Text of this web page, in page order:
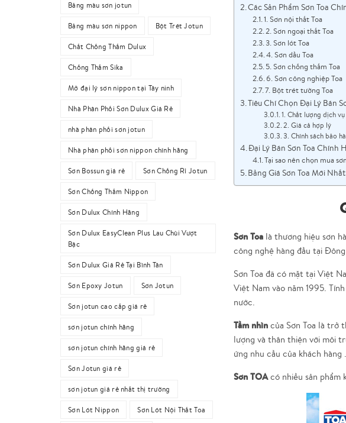
Các Sản Phẩm Sơn Toa
1. Sơn nội thất Toa
2. Sơn ngoại thất Toa
3. Sơn lót Toa
4. Sơn dầu Toa
5. Sơn chống thấm Toa
6. Sơn công nghiệp Toa
7. Bột trét tường Toa
Tiêu Chí Chọn Đại Lý Bán
1. Chất lượng dịch vụ
2. Giá cả hợp lý
3. Chính sách bảo
Đại Lý Bán Sơn Toa Chính
Tại sao nên chọn mua
Bảng Giá Sơn Toa Mới
Sơn Toalà thương hiệu sơn
công nghệ hàng đầu tại
Sơn Toa đã có mặt tại Việt
Việt Nam vào năm 1995.
nước.
Tầm nhìncủa Sơn Toa là trở
lượng và thân thiện với môi
ứng nhu cầu của khách hàng .
Sơn TOAcó nhiều sản phẩm
Bảng màu sơn jotun
Bảng màu sơn nippon Bột Trét Jotun
Chất Chống Thấm Dulux
Chống Thấm Sika
Mở đại lý sơn nippon tại Tây ninh
Nhà Phân Phối Sơn Dulux Giá Rẻ
nhà phân phối sơn jotun
Nhà phân phối sơn nippon chính hãng
Sơn Bossun giá rẻ Sơn Chống Rỉ Jotun
Sơn Chống Thấm Nippon
Sơn Dulux Chính Hãng
Sơn Dulux EasyClean Plus Lau Chùi Vượt
Bậc
Sơn Dulux Giá Rẻ Tại Bình Tân
Sơn Epoxy Jotun Sơn Jotun
Sơn jotun cao cấp giá rẻ
sơn jotun chính hãng
sơn jotun chính hãng giá rẻ
Sơn Jotun giá rẻ
sơn jotun giá rẻ nhất thị trường
Sơn Lót Nippon Sơn Lót Nội Thất Toa